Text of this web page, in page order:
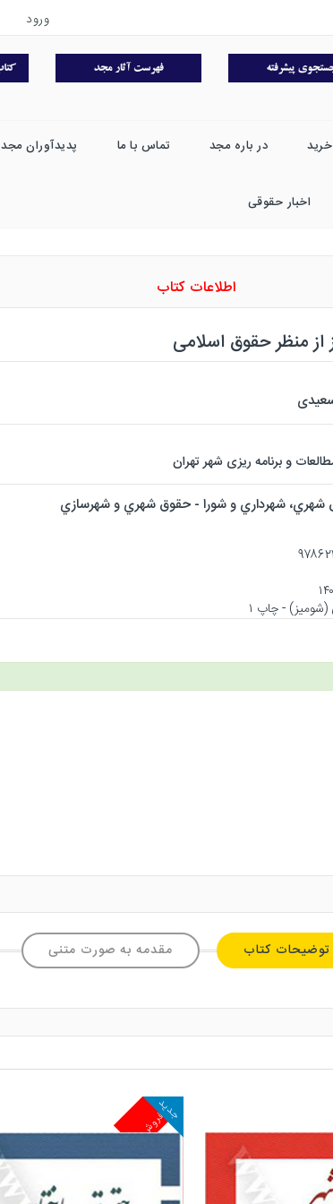
ورود
در باره مجد تماس با ما پدیدآوران مجد
اخبار حقوقی
اطلاعات کتاب
منظر حقوق اسلامی
و برنامه ریزی شهر تهران
شهري، شهرداري و شورا - حقوق شهري و شهرسازي
توضیحات کتاب مقدمه به صورت متنی
پرفروش
جدید